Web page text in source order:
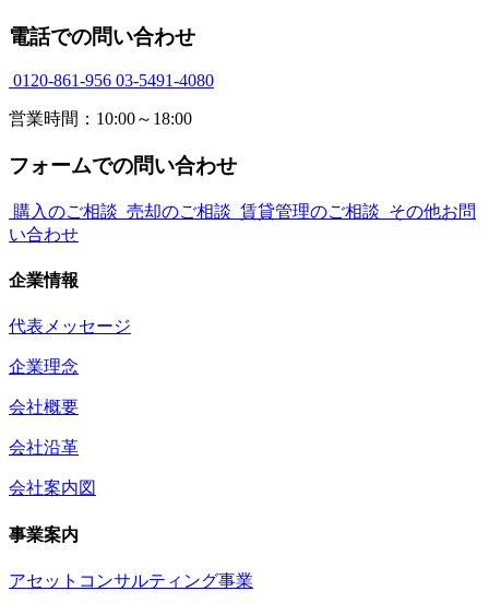
電話での問い合わせ
0120-861-956 03-5491-4080
営業時間：10:00～18:00
フォームでの問い合わせ
購入のご相談 売却のご相談 賃貸管理のご相談 その他お問
い合わせ
企業情報
代表メッセージ
企業理念
会社概要
会社沿革
会社案内図
事業案内
アセットコンサルティング事業